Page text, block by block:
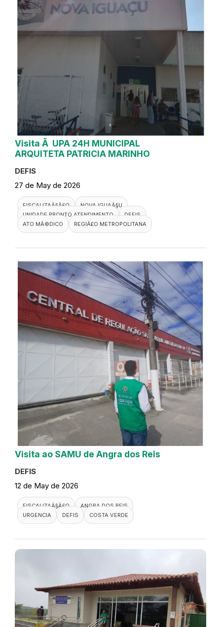
Visita Ã UPA 24H MUNICIPAL
ARQUITETA PATRICIA MARINHO
DEFIS
27 de May de 2026
FISCALIZAÃ§Ã£O
NOVA IGUAÃ§U
UNIDADE PRONTO ATENDIMENTO
DEFIS
ATO MÃ©DICO
REGIÃ£O METROPOLITANA
Visita ao SAMU de Angra dos Reis
DEFIS
12 de May de 2026
FISCALIZAÃ§Ã£O
ANGRA DOS REIS
URGENCIA
DEFIS COSTA VERDE